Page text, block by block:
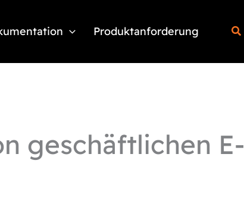
Produktanforderung
geschäftlichen E-